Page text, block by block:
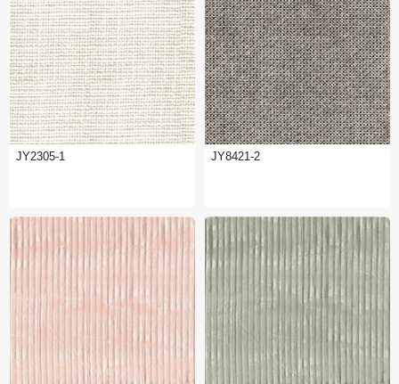
JY2305-1 JY8421-2